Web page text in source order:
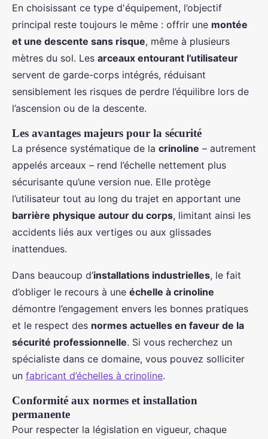
En choisissant ce type d'équipement, l’objectif
principal reste toujours le même : offrir une montée
et une descente sans risque, même à plusieurs
mètres du sol. Les arceaux entourant l’utilisateur
servent de garde-corps intégrés, réduisant
sensiblement les risques de perdre l’équilibre lors de
l’ascension ou de la descente.
Les avantages majeurs pour la sécurité
La présence systématique de la crinoline – autrement
appelés arceaux – rend l’échelle nettement plus
sécurisante qu’une version nue. Elle protège
l’utilisateur tout au long du trajet en apportant une
barrière physique autour du corps, limitant ainsi les
accidents liés aux vertiges ou aux glissades
inattendues.
Dans beaucoup d’installations industrielles, le fait
d’obliger le recours à une échelle à crinoline
démontre l’engagement envers les bonnes pratiques
et le respect des normes actuelles en faveur de la
sécurité professionnelle. Si vous recherchez un
spécialiste dans ce domaine, vous pouvez solliciter
un fabricant d’échelles à crinoline.
Conformité aux normes et installation
permanente
Pour respecter la législation en vigueur, chaque